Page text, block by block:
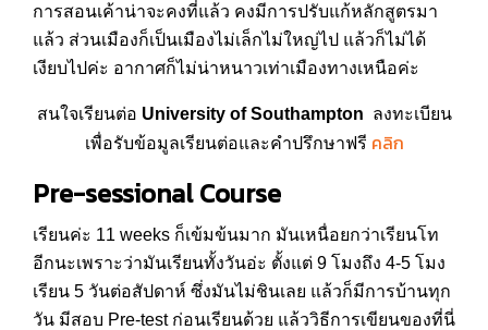
การสอนเค้าน่าจะคงที่แล้ว คงมีการปรับแก้หลักสูตรมา
แล้ว ส่วนเมืองก็เป็นเมืองไม่เล็กไม่ใหญ่ไป แล้วก็ไม่ได้
เงียบไปค่ะ อากาศก็ไม่น่าหนาวเท่าเมืองทางเหนือค่ะ
สนใจเรียนต่อ University of Southampton ลงทะเบียน
เพื่อรับข้อมูลเรียนต่อและคำปรึกษาฟรี คลิก
Pre-sessional Course
เรียนค่ะ 11 weeks ก็เข้มข้นมาก มันเหนื่อยกว่าเรียนโท
อีกนะเพราะว่ามันเรียนทั้งวันอ่ะ ตั้งแต่ 9 โมงถึง 4-5 โมง
เรียน 5 วันต่อสัปดาห์ ซึ่งมันไม่ชินเลย แล้วก็มีการบ้านทุก
วัน มีสอบ Pre-test ก่อนเรียนด้วย แล้ววิธีการเขียนของที่นี่